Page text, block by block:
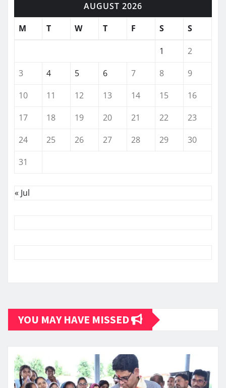
AUGUST 2026
M
T W T F S S
1
2
3
4 5 6 7 8
9
10
11 12 13 14 15
16
17
18 19 20 21 22
23
24
25 26 27 28 29
30
31
« Jul
YOU MAY HAVE MISSED